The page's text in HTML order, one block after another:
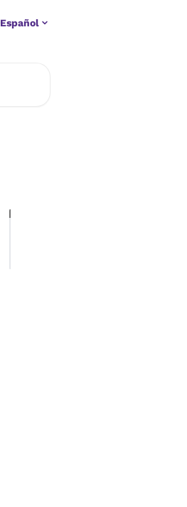
Español